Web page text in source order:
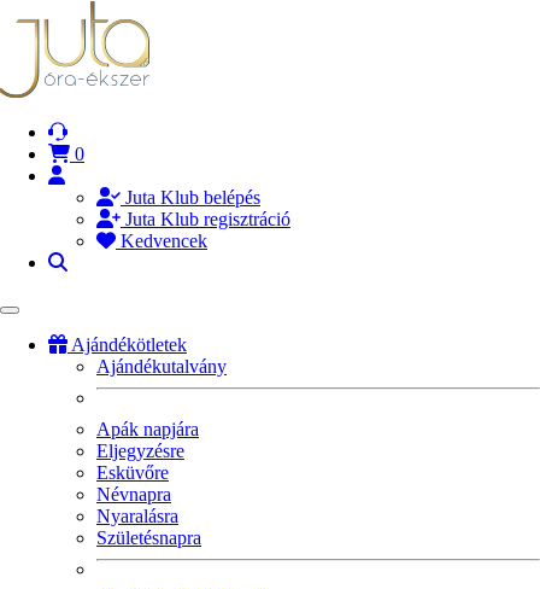
0
Juta Klub belépés
Juta Klub regisztráció
Kedvencek
Ajándékötletek
Ajándékutalvány
Apák napjára
Eljegyzésre
Esküvőre
Névnapra
Nyaralásra
Születésnapra